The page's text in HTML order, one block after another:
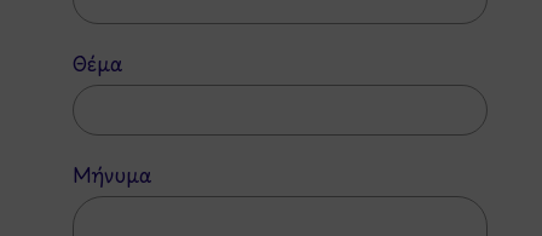
Θέμα
Μήνυμα